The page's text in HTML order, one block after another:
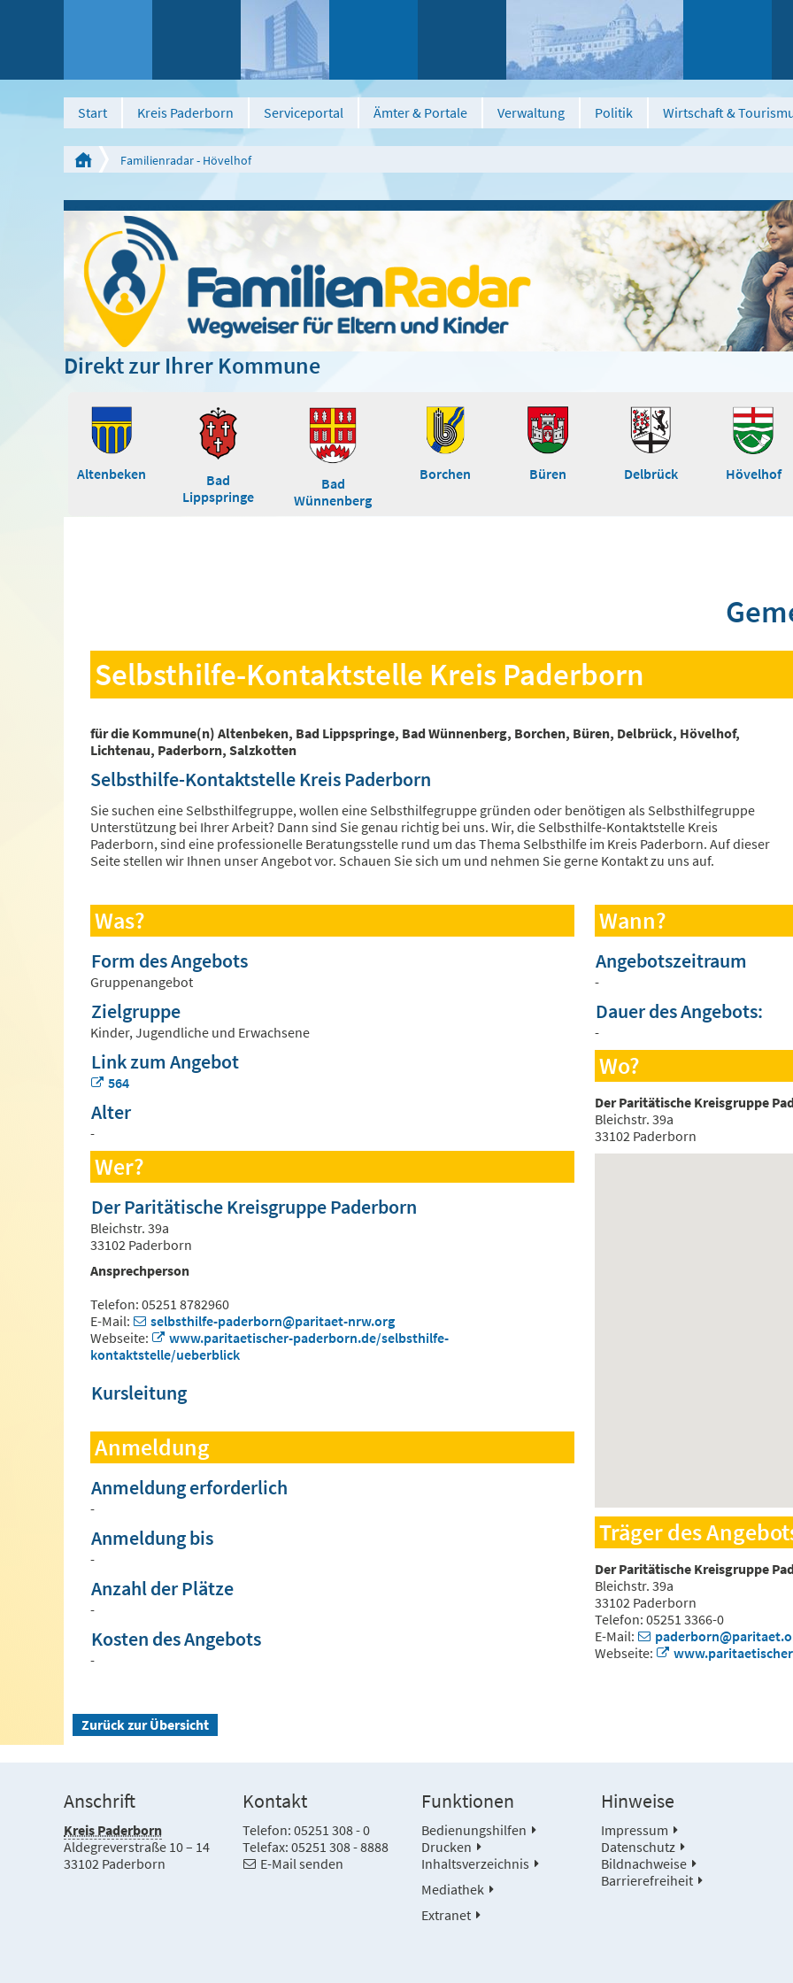
Start Kreis Paderborn Serviceportal Ämter & Portale Verwaltung Politik Wirtschaft &
Familienradar - Hövelhof
Direkt zur Ihrer Kommune
Altenbeken
Bad
Lippspringe
Bad
Wünnenberg
Borchen Büren Delbrück Hövelhof
Selbsthilfe-Kontaktstelle Kreis Paderborn
für die Kommune(n) Altenbeken, Bad Lippspringe, Bad Wünnenberg, Borchen, Büren, Delbrück, Hövelhof,
Lichtenau, Paderborn, Salzkotten
Selbsthilfe-Kontaktstelle Kreis Paderborn
Sie suchen eine Selbsthilfegruppe, wollen eine Selbsthilfegruppe gründen oder benötigen als Selbsthilfegruppe
Unterstützung bei Ihrer Arbeit? Dann sind Sie genau richtig bei uns. Wir, die Selbsthilfe-Kontaktstelle Kreis
Paderborn, sind eine professionelle Beratungsstelle rund um das Thema Selbsthilfe im Kreis Paderborn. Auf dieser
Seite stellen wir Ihnen unser Angebot vor. Schauen Sie sich um und nehmen Sie gerne Kontakt zu uns auf.
Was?
Form des Angebots
Gruppenangebot
Zielgruppe
Kinder, Jugendliche und Erwachsene
Link zum Angebot
564
Alter
-
Wer?
Der Paritätische Kreisgruppe Paderborn
Bleichstr. 39a
33102 Paderborn
Ansprechperson
Telefon: 05251 8782960
E-Mail:
selbsthilfe-paderborn@paritaet-nrw.org
Webseite:
www.paritaetischer-paderborn.de/selbsthilfe-
kontaktstelle/ueberblick
Kursleitung
Anmeldung
Anmeldung erforderlich
-
Anmeldung bis
-
Anzahl der Plätze
-
Kosten des Angebots
-
Wann?
Angebotszeitraum
-
Dauer des Angebots:
-
Wo?
Der Paritätische Kreisgruppe
Bleichstr. 39a
33102 Paderborn
Träger des
Der Paritätische Kreisgruppe
Bleichstr. 39a
33102 Paderborn
Telefon: 05251 3366-0
E-Mail:
Webseite:
Zurück zur Übersicht
Anschrift
Kreis Paderborn
Aldegreverstraße 10 – 14
33102 Paderborn
Kontakt
Telefon: 05251 308 - 0
Telefax: 05251 308 - 8888
E-Mail senden
Funktionen
Bedienungshilfen
Drucken
Inhaltsverzeichnis
Mediathek
Extranet
Hinweise
Impressum
Datenschutz
Bildnachweise
Barrierefreiheit